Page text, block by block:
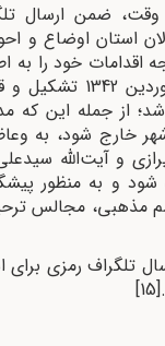
ضمن ارسال
استان اوضاع و
اقدامات خود را به
دنبال این تلگراف،
از جمله این که
خارج شود، به
و آیت‌الله
شود و به منظور
مذهبی، مجالس
رمزی برای
[15]